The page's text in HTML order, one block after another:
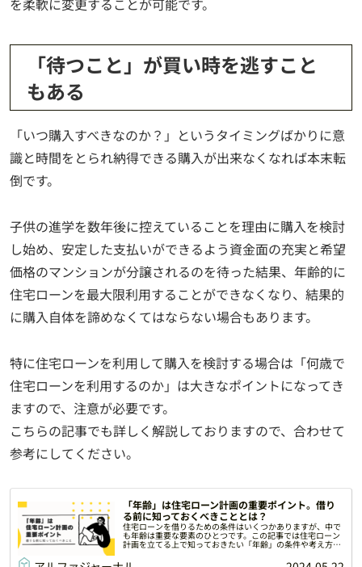
を柔軟に変更することが可能です。
「待つこと」が買い時を逃すこと
もある
「いつ購入すべきなのか？」というタイミングばかりに意
識と時間をとられ納得できる購入が出来なくなれば本末転
倒です。
子供の進学を数年後に控えていることを理由に購入を検討
し始め、安定した支払いができるよう資金面の充実と希望
価格のマンションが分譲されるのを待った結果、年齢的に
住宅ローンを最大限利用することができなくなり、結果的
に購入自体を諦めなくてはならない場合もあります。
特に住宅ローンを利用して購入を検討する場合は「何歳で
住宅ローンを利用するのか」は大きなポイントになってき
ますので、注意が必要です。
こちらの記事でも詳しく解説しておりますので、合わせて
参考にしてください。
「年齢」は住宅ローン計画の重要ポイント。借り
る前に知っておくべきこととは？
住宅ローンを借りるための条件はいくつかありますが、中で
も年齢は重要な要素のひとつです。この記事では住宅ローン
計画を立てる上で知っておきたい「年齢」の条件や考え方に
ついて解説します。